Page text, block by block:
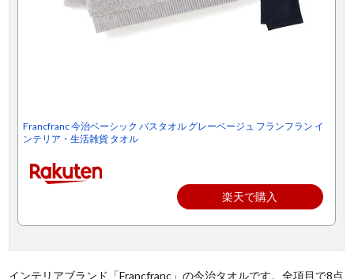
Francfranc 今治ベーシック バスタオル グレーベージュ フランフラン イ
ンテリア・生活雑貨 タオル
楽天で購入
インテリアブランド「Francfranc」の今治タオルです。全項目で8点